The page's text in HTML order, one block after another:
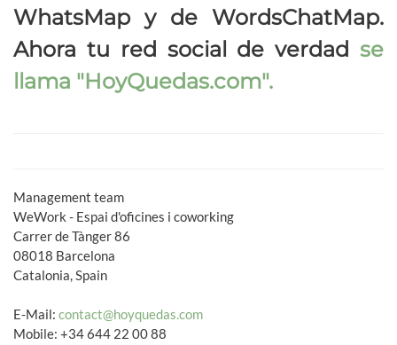
WhatsMap y de WordsChatMap.
Ahora tu red social de verdad se
llama "HoyQuedas.com".
Management team
WeWork - Espai d'oficines i coworking
Carrer de Tànger 86
08018 Barcelona
Catalonia, Spain
E-Mail: contact@hoyquedas.com
Mobile: +34 644 22 00 88